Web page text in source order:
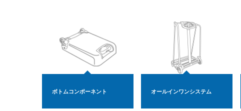
ボトムコンポーネント オールインワンシステム